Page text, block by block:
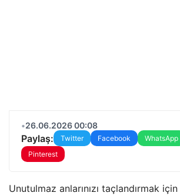
•26.06.2026 00:08
Paylaş: Twitter Facebook WhatsApp
Pinterest
Unutulmaz anlarınızı taçlandırmak